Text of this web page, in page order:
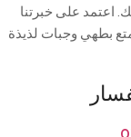
اعتمد على خبرتنا
بطهي وجبات لذيذة